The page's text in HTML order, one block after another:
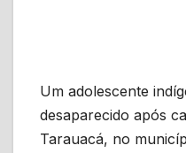
Um adolescente
desaparecido após
Tarauacá, no